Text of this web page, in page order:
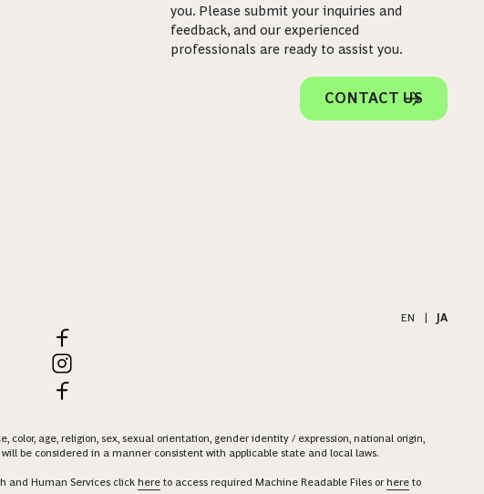
you. Please submit your inquiries and
feedback, and our experienced
professionals are ready to assist you.
CONTACT US
EN
JA
age, religion, sex, sexual orientation, gender identity / expression, national origin,
be considered in a manner consistent with applicable state and local laws.
and Human Services click here to access required Machine Readable Files orhere to